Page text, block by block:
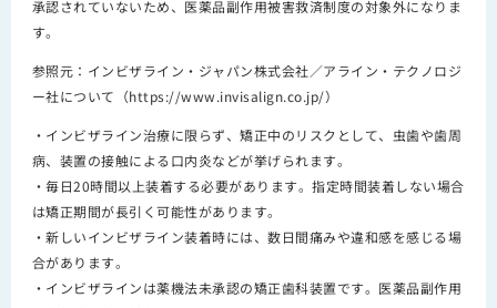
承認されていないため、医薬品副作用被害救済制度の対象外になりま
す。
参照元：インビザライン・ジャパン株式会社／アライン・テクノロジ
ー社について（https://www.invisalign.co.jp/）
・インビザライン治療に限らず、矯正中のリスクとして、虫歯や歯周
病、装置の接触による口内炎などが挙げられます。
・毎日20時間以上装着する必要があります。指定時間装着しない場合
は矯正期間が長引く可能性があります。
・新しいインビザライン装着時には、数日間痛みや違和感を感じる場
合があります。
・インビザラインは薬機法未承認の矯正歯科装置です。医薬品副作用